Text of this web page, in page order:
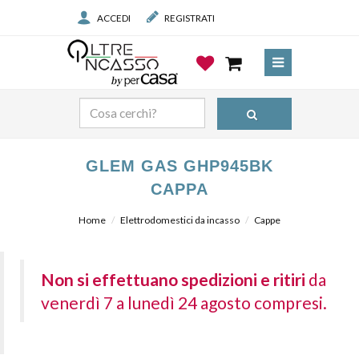
ACCEDI REGISTRATI
GLEM GAS GHP945BK
CAPPA
Home Elettrodomestici da incasso Cappe
Non si effettuano spedizioni e ritiri da
venerdì 7 a lunedì 24 agosto compresi.